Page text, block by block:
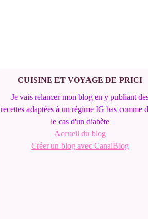
CUISINE ET VOYAGE DE PRICI
Je vais relancer mon blog en y publiant
recettes adaptées à un régime IG bas comme
le cas d'un diabète
Accueil du blog
Créer un blog avec CanalBlog